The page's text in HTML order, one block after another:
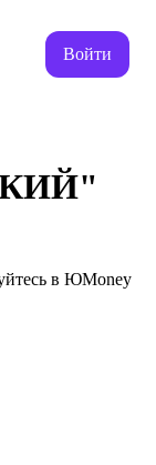
Войти
в ЮMoney